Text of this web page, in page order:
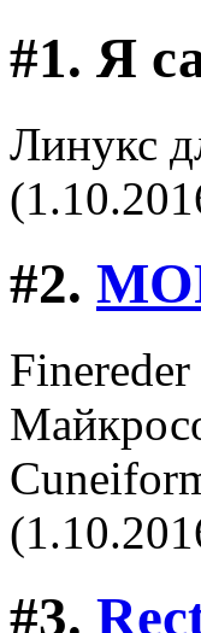
#1. Я
Линукс
#2.
#3.